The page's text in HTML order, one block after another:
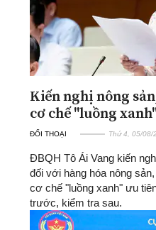
Xi nhan Trái
Bạn đọc viết
Kiến nghị nông
cơ chế "luồng
ĐỐI THOẠI Thứ 4, 05/08/
ĐBQH Tô Ái Vang kiến
đối với hàng hóa nông
cơ chế "luồng xanh" ưu
trước, kiểm tra sau.